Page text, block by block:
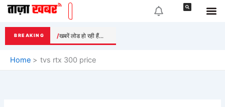
Skip
content
BREAKING खबरें लोड हो रही हैं...
Home tvs rtx 300 price